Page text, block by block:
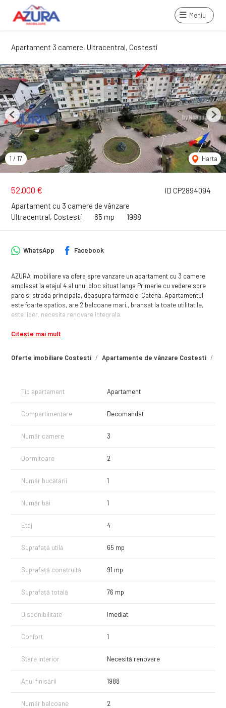
Meniu
Apartament 3 camere, Ultracentral, Costesti
ID CP2894094
52,000 €
Apartament cu 3 camere de vânzare
Ultracentral, Costesti
65 mp 1988
1 / 17 Harta
Previous Next
Oferte imobiliare Costesti Apartamente de vânzare Costesti
WhatsApp Facebook
AZURA Imobiliare va ofera spre vanzare un apartament cu 3 camere
amplasat la etajul 4 al unui bloc situat langa Primarie cu vedere spre
parc si strada principala, deasupra farmaciei Catena. Apartamentul
este foarte spatios, are 2 balcoane mari,, bransat la toate utilitatile,
este liber, necesita renovare integrala.
Citește mai mult
Tip apartament Apartament
Compartimentare Decomandat
Număr camere 3
Dormitoare 2
Număr bucătării 1
Număr băi 1
Etaj 4
Suprafață utilă 65 mp
Suprafață construită 91 mp
Suprafață totală 76 mp
Disponibilitate Imediat
Confort 1
Stare interior Necesită renovare
Anul finisării 1988
Număr balcoane 2